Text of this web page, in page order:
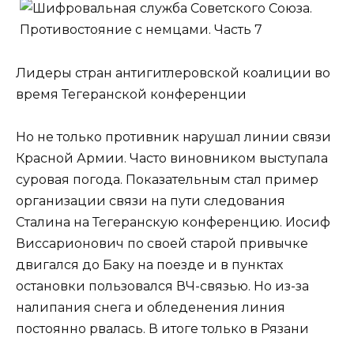
Лидеры стран антигитлеровской коалиции во
время Тегеранской конференции
Но не только противник нарушал линии связи
Красной Армии. Часто виновником выступала
суровая погода. Показательным стал пример
организации связи на пути следования
Сталина на Тегеранскую конференцию. Иосиф
Виссарионович по своей старой привычке
двигался до Баку на поезде и в пунктах
остановки пользовался ВЧ-связью. Но из-за
налипания снега и обледенения линия
постоянно рвалась. В итоге только в Рязани